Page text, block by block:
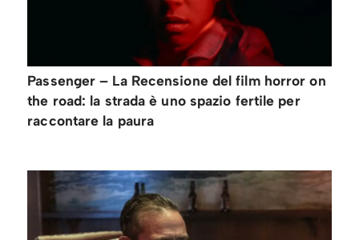
Passenger – La Recensione del film horror on
the road: la strada è uno spazio fertile per
raccontare la paura